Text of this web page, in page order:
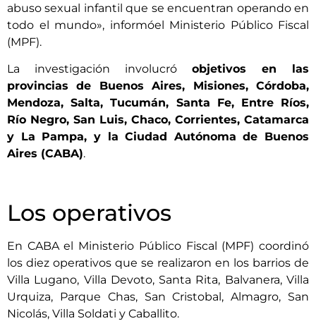
abuso sexual infantil que se encuentran operando en
todo el mundo», informóel Ministerio Público Fiscal
(MPF).
La investigación involucróobjetivos en las
provincias de Buenos Aires, Misiones, Córdoba,
Mendoza, Salta, Tucumán, Santa Fe, Entre Ríos,
Río Negro, San Luis, Chaco, Corrientes, Catamarca
y La Pampa, y la Ciudad Autónoma de Buenos
Aires (CABA).
Los operativos
En CABA el Ministerio Público Fiscal (MPF) coordinó
los diez operativos que se realizaron en los barrios de
Villa Lugano, Villa Devoto, Santa Rita, Balvanera, Villa
Urquiza, Parque Chas, San Cristobal, Almagro, San
Nicolás, Villa Soldati y Caballito.